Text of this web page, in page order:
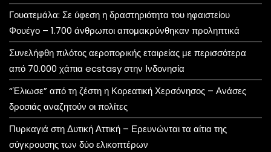
Γουατεμάλα: Σε ύφεση η δραστηριότητα του ηφαιστείου
Φουέγο – 1.700 άνθρωποι απομακρύνθηκαν προληπτικά
Συνελήφθη πιλότος αεροπορικής εταιρείας με περισσότερα
από 70.000 χάπια ecstasy στην Ινδονησία
“Έλιωσε” από τη ζέστη η Κορεατική Χερσόνησος – Ανάσες
δροσιάς αναζητούν οι πολίτες
Πυρκαγιά στη Δυτική Αττική – Ερευνώνται τα αίτια της
σύγκρουσης των δύο ελικοπτέρων